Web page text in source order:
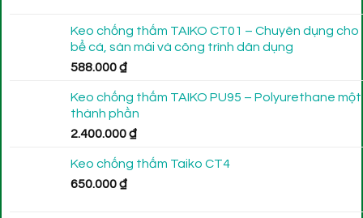
Keo chống thấm TAIKO CT01 – Chuyên dụng cho
bể cá, sàn mái và công trình dân dụng
588.000₫
Keo chống thấm TAIKO PU95 – Polyurethane một
thành phần
2.400.000₫
Keo chống thấm Taiko CT4
650.000₫